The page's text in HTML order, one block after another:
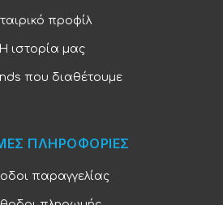
προφίλ
Η ιστορία μας
που διαθέτουμε
ΠΛΗΡΟΦΟΡΙΕΣ
παραγγελίας